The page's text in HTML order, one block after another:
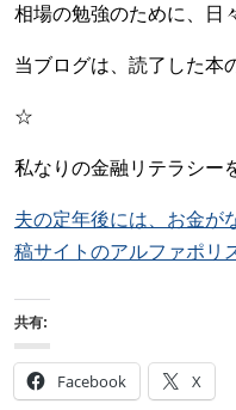
相場の勉強のために、日
当ブログは、読了した本
☆
私なりの金融リテラシー
夫の定年後には、お金が
稿サイトのアルファポリ
共有:
Facebook X